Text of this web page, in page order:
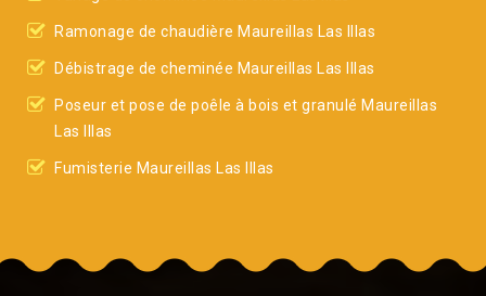
Ramonage de chaudière Maureillas Las Illas
Débistrage de cheminée Maureillas Las Illas
Poseur et pose de poêle à bois et granulé Maureillas
Las Illas
Fumisterie Maureillas Las Illas